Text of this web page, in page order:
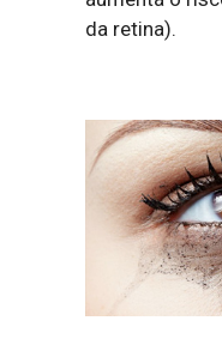
da retina).